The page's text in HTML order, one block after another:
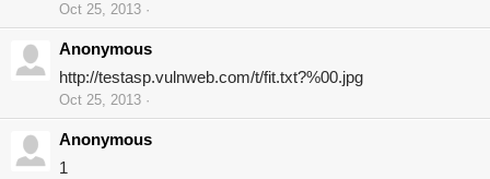
Oct 25, 2013
Anonymous
http://testasp.vulnweb.com/t/fit.txt?%00.jpg
Oct 25, 2013
Anonymous
1